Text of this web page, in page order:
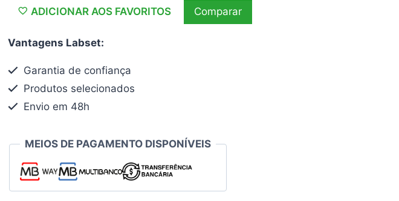
Thermapen
ADICIONAR AOS FAVORITOS Comparar
Vantagens Labset:
Garantia de confiança
Produtos selecionados
Envio em 48h
MEIOS DE PAGAMENTO DISPONÍVEIS